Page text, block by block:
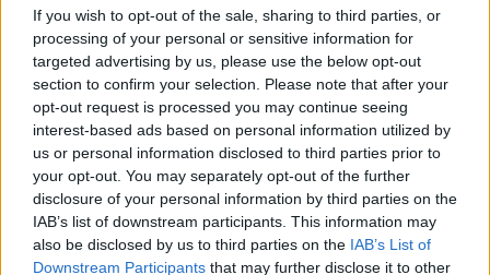
If you wish to opt-out of the sale, sharing to third parties, or
processing of your personal or sensitive information for
targeted advertising by us, please use the below opt-out
section to confirm your selection. Please note that after your
opt-out request is processed you may continue seeing
interest-based ads based on personal information utilized by
us or personal information disclosed to third parties prior to
your opt-out. You may separately opt-out of the further
disclosure of your personal information by third parties on the
IAB’s list of downstream participants. This information may
also be disclosed by us to third parties on the IAB’s List of
Downstream Participants that may further disclose it to other
ΔΙΑΒΑΣΤΕ ΕΠΙΣΗΣ
Lifestyle|24.03.2026 14:16
Σε νέα σχέση ο Ορλάντο Μπλουμ με
την 28χρονη Λουίζα Λέμελ μετά το
χωρισμό από την Κέιτι Πέρι